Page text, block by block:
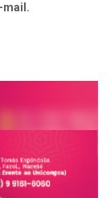
mail.